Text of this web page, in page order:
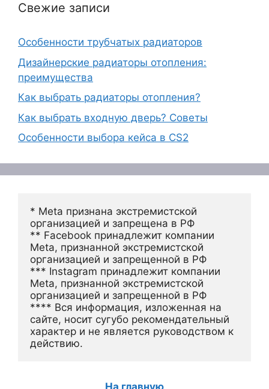
Свежие записи
Особенности трубчатых радиаторов
Дизайнерские радиаторы отопления:
преимущества
Как выбрать радиаторы отопления?
Как выбрать входную дверь? Советы
Особенности выбора кейса в CS2
* Meta признана экстремистской
организацией и запрещена в РФ
** Facebook принадлежит компании
Meta, признанной экстремистской
организацией и запрещенной в РФ
*** Instagram принадлежит компании
Meta, признанной экстремистской
организацией и запрещенной в РФ
**** Вся информация, изложенная на
сайте, носит сугубо рекомендательный
характер и не является руководством к
действию.
На главную